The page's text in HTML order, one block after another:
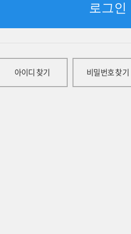
로그인
아이디 찾기 비밀번호 찾기